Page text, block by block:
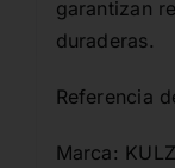
garantizan
duraderas.
Referencia
Marca: